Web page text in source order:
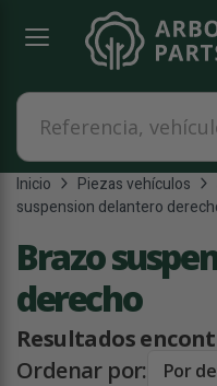
Referencia, vehículo...
Inicio Piezas vehículos
suspension delantero
Brazo
derecho
Resultados
Ordenar por: